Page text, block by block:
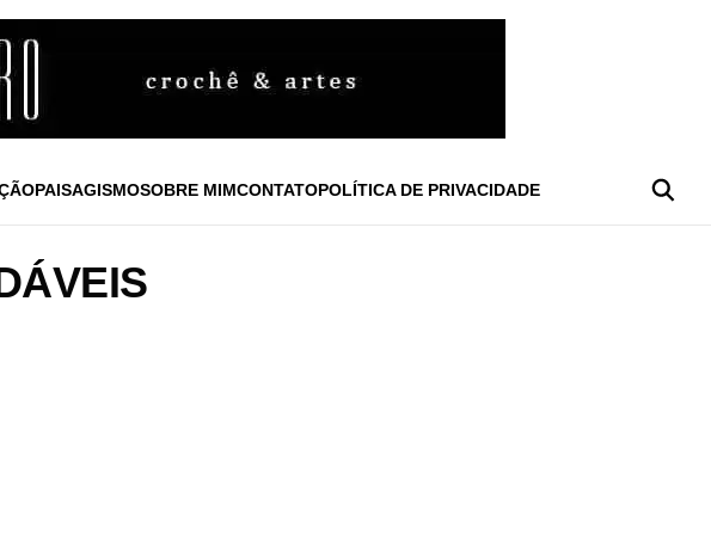
PAISAGISMOSOBRE MIMCONTATOPOLÍTICA DE PRIVACIDADE